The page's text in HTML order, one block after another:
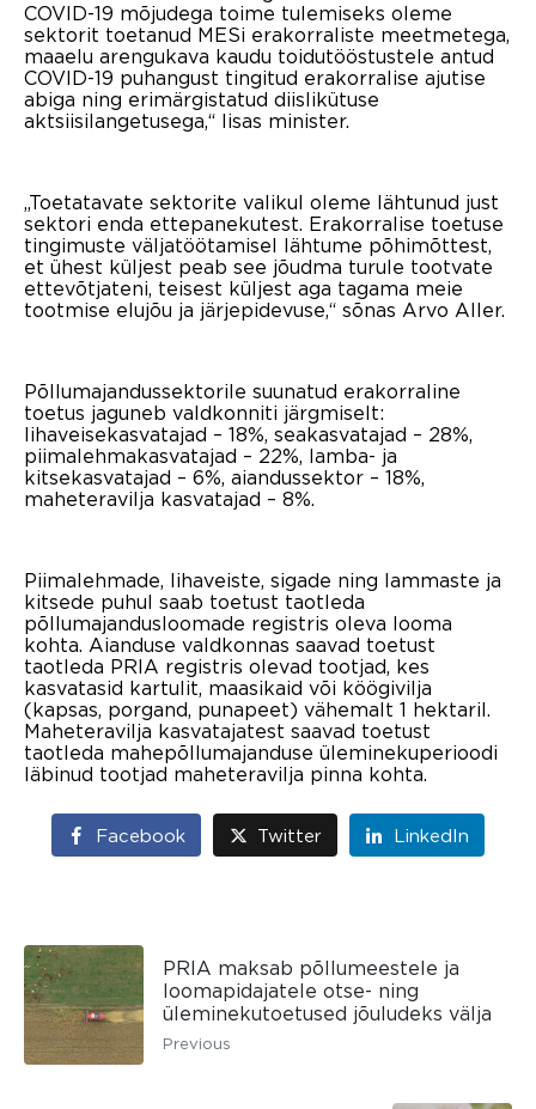
COVID-19 mõjudega toime tulemiseks oleme
sektorit toetanud MESi erakorraliste meetmetega,
maaelu arengukava kaudu toidutööstustele antud
COVID-19 puhangust tingitud erakorralise ajutise
abiga ning erimärgistatud diislikütuse
aktsiisilangetusega,“ lisas minister.
„Toetatavate sektorite valikul oleme lähtunud just
sektori enda ettepanekutest. Erakorralise toetuse
tingimuste väljatöötamisel lähtume põhimõttest,
et ühest küljest peab see jõudma turule tootvate
ettevõtjateni, teisest küljest aga tagama meie
tootmise elujõu ja järjepidevuse,“ sõnas Arvo Aller.
Põllumajandussektorile suunatud erakorraline
toetus jaguneb valdkonniti järgmiselt:
lihaveisekasvatajad – 18%, seakasvatajad – 28%,
piimalehmakasvatajad – 22%, lamba- ja
kitsekasvatajad – 6%, aiandussektor – 18%,
maheteravilja kasvatajad – 8%.
Piimalehmade, lihaveiste, sigade ning lammaste ja
kitsede puhul saab toetust taotleda
põllumajandusloomade registris oleva looma
kohta. Aianduse valdkonnas saavad toetust
taotleda PRIA registris olevad tootjad, kes
kasvatasid kartulit, maasikaid või köögivilja
(kapsas, porgand, punapeet) vähemalt 1 hektaril.
Maheteravilja kasvatajatest saavad toetust
taotleda mahepõllumajanduse üleminekuperioodi
läbinud tootjad maheteravilja pinna kohta.
Facebook Twitter LinkedIn
PRIA maksab põllumeestele ja
loomapidajatele otse- ning
üleminekutoetused jõuludeks välja
Previous